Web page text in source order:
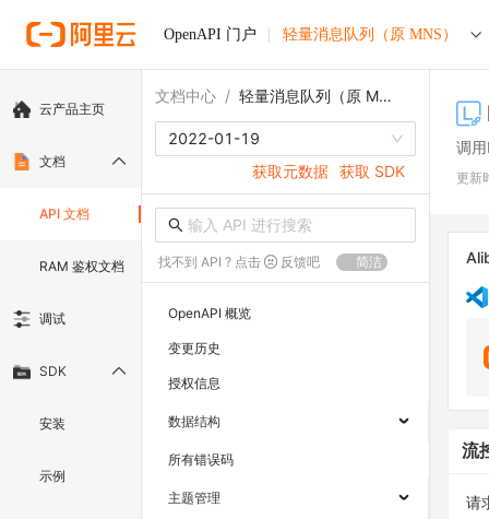
OpenAPI 门户 轻量消息队列（原 MNS）
云产品主页
文档
API 文档
RAM 鉴权文档
调试
SDK
安装
示例
文档中心 / 轻量消息队列（原 MNS）
2022-01-19
获取元数据 获取 SDK
找不到 API ? 点击 反馈吧 简洁
OpenAPI 概览
变更历史
授权信息
数据结构
所有错误码
主题管理
调
更新
流
请